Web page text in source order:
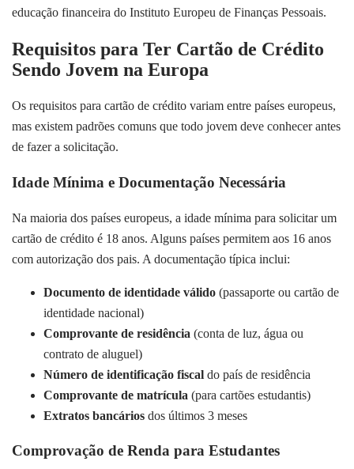
educação financeira do Instituto Europeu de Finanças Pessoais.
Requisitos para Ter Cartão de Crédito
Sendo Jovem na Europa
Os requisitos para cartão de crédito variam entre países europeus,
mas existem padrões comuns que todo jovem deve conhecer antes
de fazer a solicitação.
Idade Mínima e Documentação Necessária
Na maioria dos países europeus, a idade mínima para solicitar um
cartão de crédito é 18 anos. Alguns países permitem aos 16 anos
com autorização dos pais. A documentação típica inclui:
Documento de identidade válido (passaporte ou cartão de
identidade nacional)
Comprovante de residência (conta de luz, água ou
contrato de aluguel)
Número de identificação fiscal do país de residência
Comprovante de matrícula (para cartões estudantis)
Extratos bancários dos últimos 3 meses
Comprovação de Renda para Estudantes